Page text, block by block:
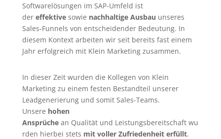
Softwarelösungen im SAP-Umfeld ist
der effektive sowie nachhaltige Ausbau unseres
Sales-Funnels von entscheidender Bedeutung. In
diesem Kontext arbeiten wir seit bereits fast einem
Jahr erfolgreich mit Klein Marketing zusammen.
In dieser Zeit wurden die Kollegen von Klein
Marketing zu einem festen Bestandteil unserer
Leadgenerierungund somit Sales-Teams.
Unsere hohen
Ansprüchean Qualität und Leistungsbereitschaft wu
rden hierbei stets mit voller Zufriedenheit erfüllt.